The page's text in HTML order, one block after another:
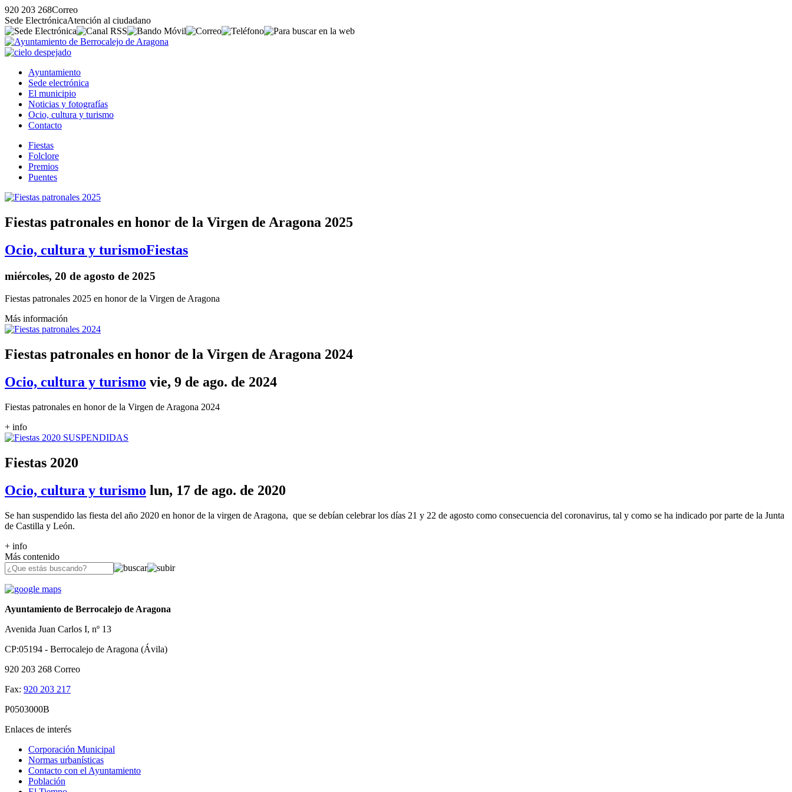
920 203 268Correo
Sede ElectrónicaAtención al ciudadano
Ayuntamiento
Sede electrónica
El municipio
Noticias y fotografías
Ocio, cultura y turismo
Contacto
Fiestas
Folclore
Premios
Puentes
Fiestas patronales en honor de la Virgen de Aragona 2025
Ocio, cultura y turismoFiestas
miércoles, 20 de agosto de 2025
Fiestas patronales 2025 en honor de la Virgen de Aragona
Más información
Fiestas patronales en honor de la Virgen de Aragona 2024
Ocio, cultura y turismo vie, 9 de ago. de 2024
Fiestas patronales en honor de la Virgen de Aragona 2024
+ info
Fiestas 2020
Ocio, cultura y turismo lun, 17 de ago. de 2020
Se han suspendido las fiesta del año 2020 en honor de la virgen de Aragona, que se debían celebrar los días 21 y 22 de agosto como consecuencia del coronavirus, tal y como se ha indicado por parte de la Junta
de Castilla y León.
+ info
Más contenido
Ayuntamiento de Berrocalejo de Aragona
Avenida Juan Carlos I, nº 13
CP:05194 - Berrocalejo de Aragona (Ávila)
920 203 268 Correo
Fax: 920 203 217
P0503000B
Enlaces de interés
Corporación Municipal
Normas urbanísticas
Contacto con el Ayuntamiento
Población